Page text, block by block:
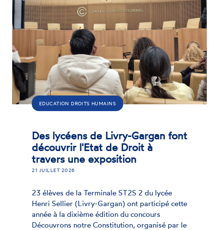
EDUCATION DROITS HUMAINS
Des lycéens de Livry-Gargan font
découvrir l'Etat de Droit à
travers une exposition
21 JUILLET 2026
23 élèves de la Terminale ST2S 2 du lycée
Henri Sellier (Livry-Gargan) ont participé cette
année à la dixième édition du concours
Découvrons notre Constitution, organisé par le